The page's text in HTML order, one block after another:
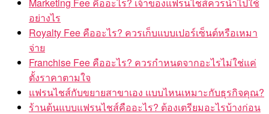
Marketing Fee คืออะไร? เจ้าของแฟรนไชส์ควรนำไปใช้
อย่างไร
Royalty Fee คืออะไร? ควรเก็บแบบเปอร์เซ็นต์หรือเหมา
จ่าย
Franchise Fee คืออะไร? ควรกำหนดจากอะไรไม่ใช่แค่
ตั้งราคาตามใจ
แฟรนไชส์กับขยายสาขาเอง แบบไหนเหมาะกับธุรกิจคุณ?
ร้านต้นแบบแฟรนไชส์คืออะไร? ต้องเตรียมอะไรบ้างก่อน